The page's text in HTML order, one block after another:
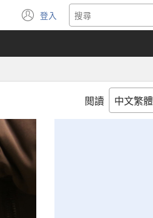
登入
（開
啟
視
閲讀